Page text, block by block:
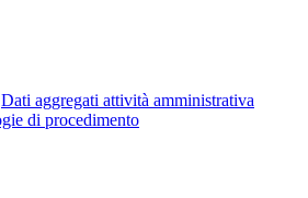
Dati aggregati attività amministrativa
di procedimento